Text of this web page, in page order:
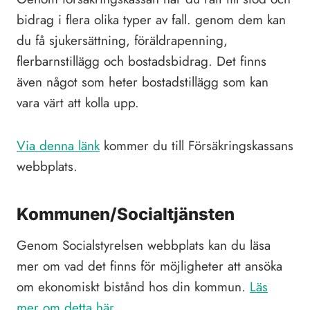
bidrag i flera olika typer av fall. genom dem kan
du få sjukersättning, föräldrapenning,
flerbarnstillägg och bostadsbidrag. Det finns
även något som heter bostadstillägg som kan
vara värt att kolla upp.
Via denna länk kommer du till Försäkringskassans
webbplats.
Kommunen/Socialtjänsten
Genom Socialstyrelsen webbplats kan du läsa
mer om vad det finns för möjligheter att ansöka
om ekonomiskt bistånd hos din kommun. Läs